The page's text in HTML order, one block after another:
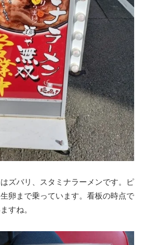
ズバリ、スタミナラーメンです。ピ
卵まで乗っています。看板の時点で
すね。